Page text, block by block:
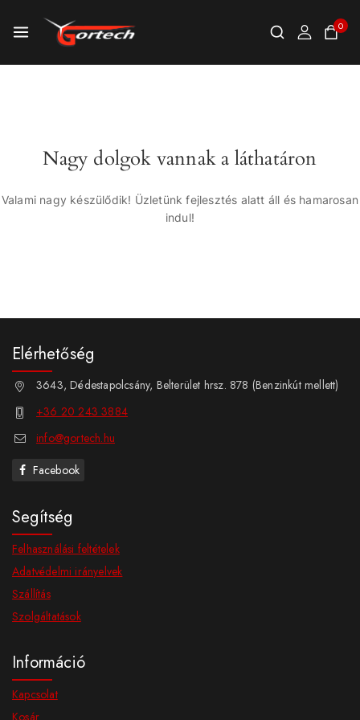
0
Nagy dolgok vannak a láthatáron
Valami nagy készülődik! Üzletünk fejlesztés alatt áll és hamarosan
indul!
Elérhetőség
3643, Dédestapolcsány, Belterület hrsz. 878 (Benzinkút mellett)
+36 20 243 3884
info@gortech.hu
Facebook
Segítség
Felhasználási feltételek
Adatvédelmi irányelvek
Szállítás
Szolgáltatások
Információ
Kapcsolat